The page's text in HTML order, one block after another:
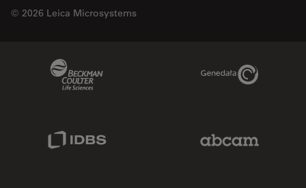
© 2026 Leica Microsystems
Genedata Link